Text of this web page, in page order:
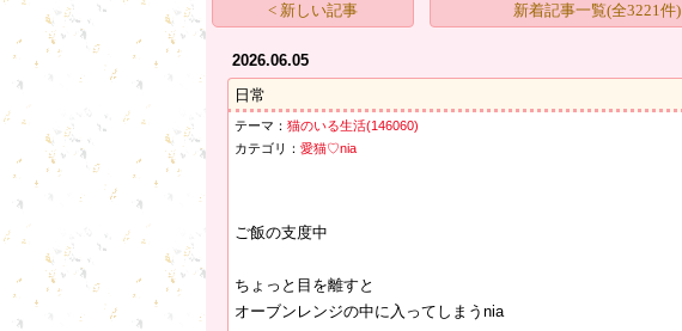
< 新しい記事 新着記事一覧(全3221件)
2026.06.05
日常
テーマ：猫のいる生活(146060)
カテゴリ：愛猫♡nia
ご飯の支度中
ちょっと目を離すと
オーブンレンジの中に入ってしまうnia